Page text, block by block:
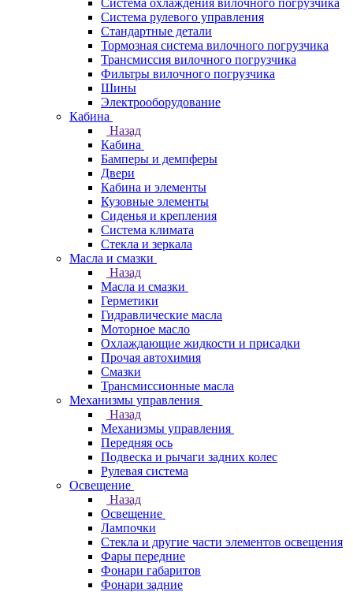
Система охлаждения вилочного погрузчика
Система рулевого управления
Стандартные детали
Тормозная система вилочного погрузчика
Трансмиссия вилочного погрузчика
Фильтры вилочного погрузчика
Шины
Электрооборудование
Кабина
Назад
Кабина
Бамперы и демпферы
Двери
Кабина и элементы
Кузовные элементы
Сиденья и крепления
Система климата
Стекла и зеркала
Масла и смазки
Назад
Масла и смазки
Герметики
Гидравлические масла
Моторное масло
Охлаждающие жидкости и присадки
Прочая автохимия
Смазки
Трансмиссионные масла
Механизмы управления
Назад
Механизмы управления
Передняя ось
Подвеска и рычаги задних колес
Рулевая система
Освещение
Назад
Освещение
Лампочки
Стекла и другие части элементов освещения
Фары передние
Фонари габаритов
Фонари задние